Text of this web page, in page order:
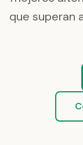
que superan